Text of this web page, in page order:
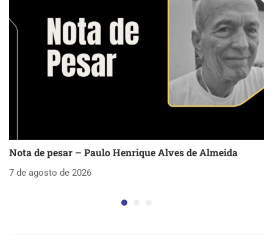
Nota de pesar – Paulo Henrique Alves de Almeida
7 de agosto de 2026